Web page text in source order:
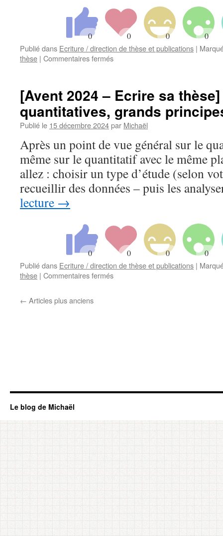
Publié dans Ecriture / direction de thèse et publications |
thèse | Commentaires ferméssur
Ecrire
sa
thèse]
–
–
Revues
littérature
et
principes
[Avent 2024 – Ecrire sa
quantitatives, grands
Publié le 15 décembre 2024par Michaël
Après un point de vue général sur le
même sur le quantitatif avec le même
allez : choisir un type d’étude (selon
recueillir des données – puis les
lecture →
Publié dans Ecriture / direction de thèse et publications |
thèse | Commentaires ferméssur
grands
← Articles plus anciens
Le blog de Michaël